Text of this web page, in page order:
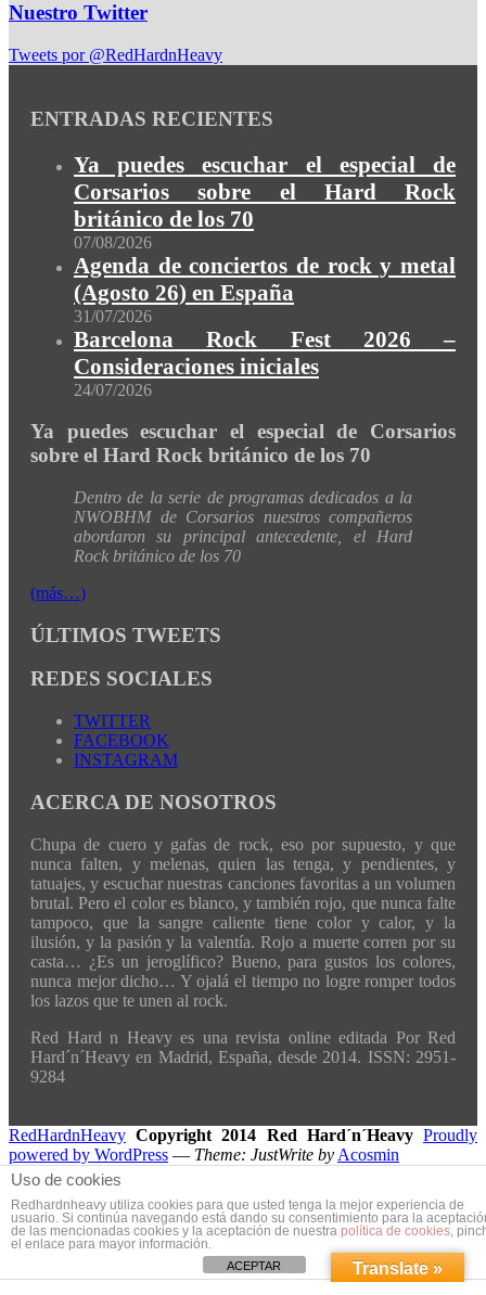
Nuestro Twitter
Tweets por @RedHardnHeavy
ENTRADAS RECIENTES
Ya puedes escuchar el especial de
Corsarios sobre el Hard Rock
británico de los 70
07/08/2026
Agenda de conciertos de rock y metal
(Agosto 26) en España
31/07/2026
Barcelona Rock Fest 2026 –
Consideraciones iniciales
24/07/2026
Ya puedes escuchar el especial de Corsarios
sobre el Hard Rock británico de los 70
Dentro de la serie de programas dedicados a la
NWOBHM de Corsarios nuestros compañeros
abordaron su principal antecedente, el Hard
Rock británico de los 70
(más…)
ÚLTIMOS TWEETS
REDES SOCIALES
TWITTER
FACEBOOK
INSTAGRAM
ACERCA DE NOSOTROS
Chupa de cuero y gafas de rock, eso por supuesto, y que
nunca falten, y melenas, quien las tenga, y pendientes, y
tatuajes, y escuchar nuestras canciones favoritas a un volumen
brutal. Pero el color es blanco, y también rojo, que nunca falte
tampoco, que la sangre caliente tiene color y calor, y la
ilusión, y la pasión y la valentía. Rojo a muerte corren por su
casta… ¿Es un jeroglífico? Bueno, para gustos los colores,
nunca mejor dicho… Y ojalá el tiempo no logre romper todos
los lazos que te unen al rock.
Red Hard n Heavy es una revista online editada Por Red
Hard´n´Heavy en Madrid, España, desde 2014. ISSN: 2951-
9284
RedHardnHeavy Copyright 2014 Red Hard´n´Heavy Proudly
powered by WordPress — Theme: JustWrite by Acosmin
Uso de cookies
Redhardnheavy utiliza cookies para que usted tenga la mejor experiencia de
usuario. Si continúa navegando está dando su consentimiento para la
de las mencionadas cookies y la aceptación de nuestra política de cookies ,
el enlace para mayor información.
ACEPTAR Translate »